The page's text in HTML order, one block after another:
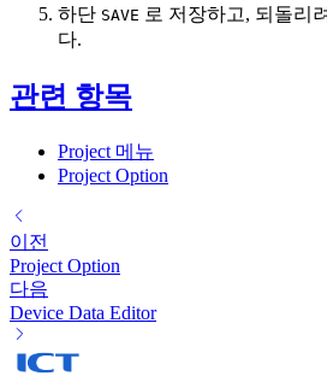
하단 SAVE 로 저장하고, 되돌리
다.
관련 항목
Project 메뉴
Project Option
이전
Project Option
다음
Device Data Editor